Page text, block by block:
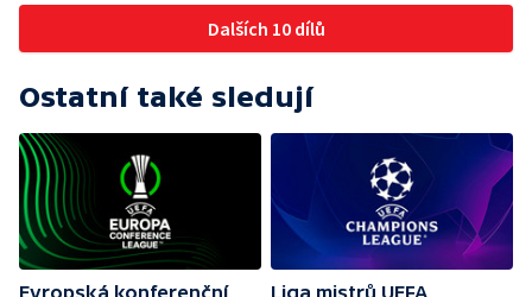
Dalších 10 dílů
Ostatní také sledují
Evropská konferenční
Liga mistrů UEFA